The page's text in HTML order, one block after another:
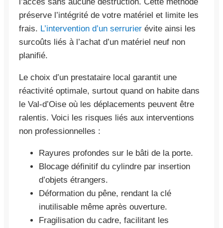
préserve l’intégrité de votre matériel et limite les
frais. L’intervention d’un serrurier évite ainsi les
surcoûts liés à l’achat d’un matériel neuf non
planifié.
Le choix d’un prestataire local garantit une
réactivité optimale, surtout quand on habite dans
le Val-d’Oise où les déplacements peuvent être
ralentis. Voici les risques liés aux interventions
non professionnelles :
Rayures profondes sur le bâti de la porte.
Blocage définitif du cylindre par insertion
d’objets étrangers.
Déformation du pêne, rendant la clé
inutilisable même après ouverture.
Fragilisation du cadre, facilitant les